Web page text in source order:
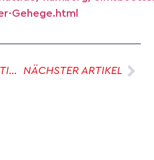
Gehege.html
VORHERIGER ARTIKEL NÄCHSTER ARTIKEL